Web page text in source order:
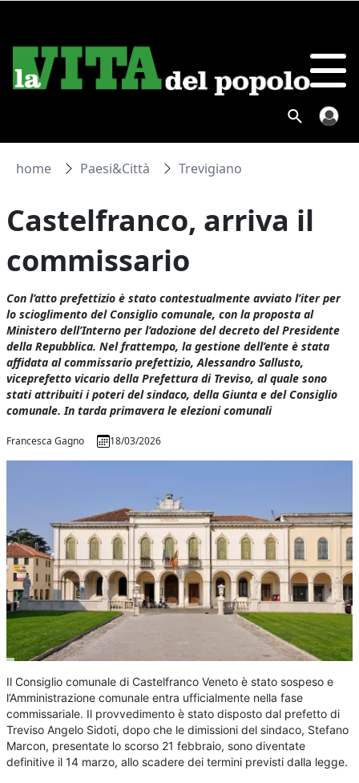
home Paesi&Città Trevigiano
Castelfranco, arriva il
commissario
Con l’atto prefettizio è stato contestualmente avviato l’iter per
lo scioglimento del Consiglio comunale, con la proposta al
Ministero dell’Interno per l’adozione del decreto del Presidente
della Repubblica. Nel frattempo, la gestione dell’ente è stata
affidata al commissario prefettizio, Alessandro Sallusto,
viceprefetto vicario della Prefettura di Treviso, al quale sono
stati attribuiti i poteri del sindaco, della Giunta e del Consiglio
comunale. In tarda primavera le elezioni comunali
Francesca Gagno 18/03/2026
Il Consiglio comunale di Castelfranco Veneto è stato sospeso e
l’Amministrazione comunale entra ufficialmente nella fase
commissariale. Il provvedimento è stato disposto dal prefetto di
Treviso Angelo Sidoti, dopo che le dimissioni del sindaco, Stefano
Marcon, presentate lo scorso 21 febbraio, sono diventate
definitive il 14 marzo, allo scadere dei termini previsti dalla legge.